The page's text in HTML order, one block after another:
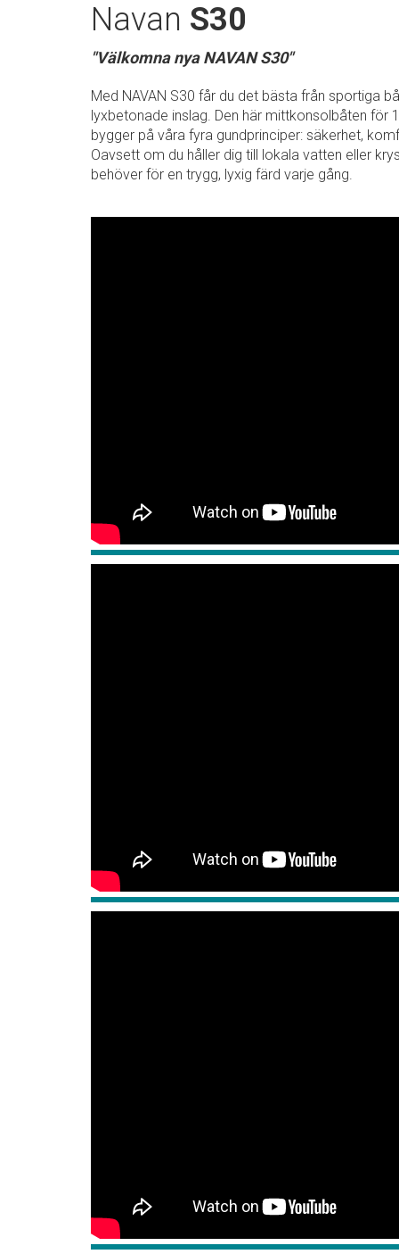
Navan S30
"Välkomna nya NAVAN S30"
Med NAVAN S30 får du det bästa från sportiga
lyxbetonade inslag. Den här mittkonsolbåten för
bygger på våra fyra gundprinciper: säkerhet,
Oavsett om du håller dig till lokala vatten eller
behöver för en trygg, lyxig färd varje gång.